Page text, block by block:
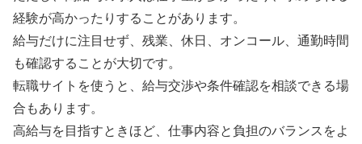
経験が高かったりすることがあります。
給与だけに注目せず、残業、休日、オンコール、通勤時間
も確認することが大切です。
転職サイトを使うと、給与交渉や条件確認を相談できる場
合もあります。
高給与を目指すときほど、仕事内容と負担のバランスをよ